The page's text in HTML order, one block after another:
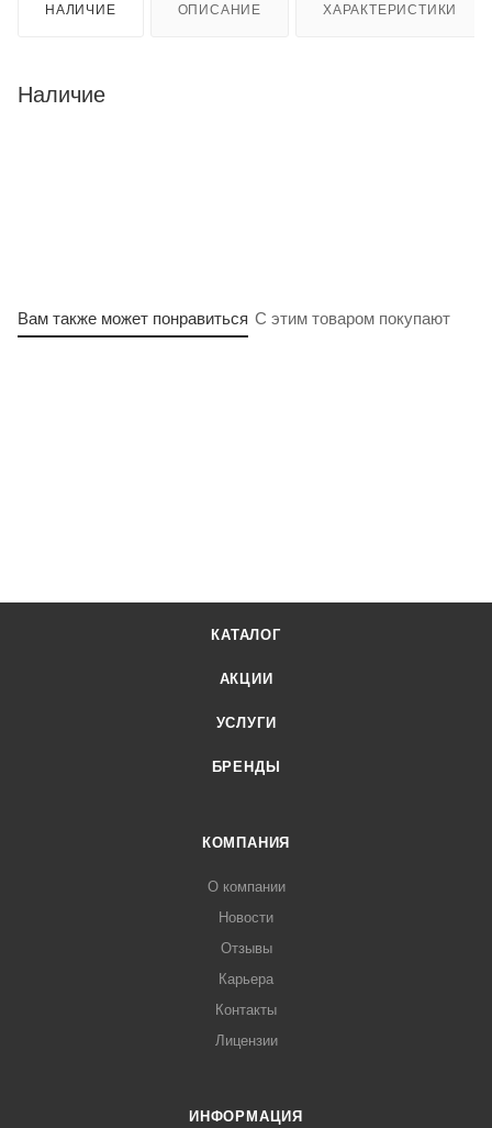
НАЛИЧИЕ ОПИСАНИЕ ХАРАКТЕРИСТИКИ
Наличие
Вам также может понравиться С этим товаром покупают
КАТАЛОГ
АКЦИИ
УСЛУГИ
БРЕНДЫ
КОМПАНИЯ
О компании
Новости
Отзывы
Карьера
Контакты
Лицензии
ИНФОРМАЦИЯ